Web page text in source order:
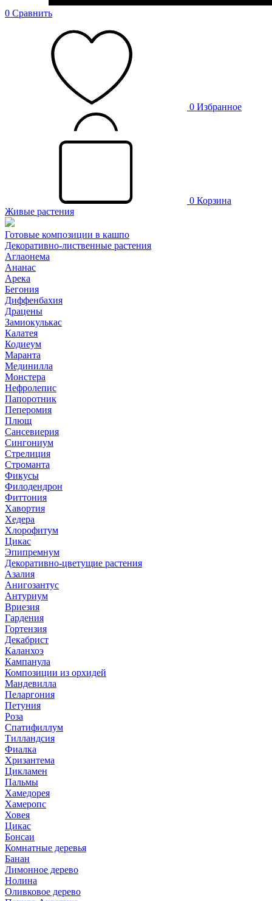
0 Сравнить
0 Избранное
0 Корзина
Живые растения
Готовые композиции в кашпо
Декоративно-лиственные растения
Аглаонема
Ананас
Арека
Бегония
Диффенбахия
Драцены
Замиокулькас
Калатея
Кодиеум
Маранта
Мединилла
Монстера
Нефролепис
Папоротник
Пеперомия
Плющ
Сансевиерия
Сингониум
Стрелиция
Строманта
Фикусы
Филодендрон
Фиттония
Хавортия
Хедера
Хлорофитум
Цикас
Эпипремнум
Декоративно-цветущие растения
Азалия
Анигозантус
Антуриум
Вриезия
Гардения
Гортензия
Декабрист
Каланхоэ
Кампанула
Композиции из орхидей
Мандевилла
Пеларгония
Петуния
Роза
Спатифиллум
Тилландсия
Фиалка
Хризантема
Цикламен
Пальмы
Хамедорея
Хамеропс
Ховея
Цикас
Бонсаи
Комнатные деревья
Банан
Лимонное дерево
Нолина
Оливковое дерево